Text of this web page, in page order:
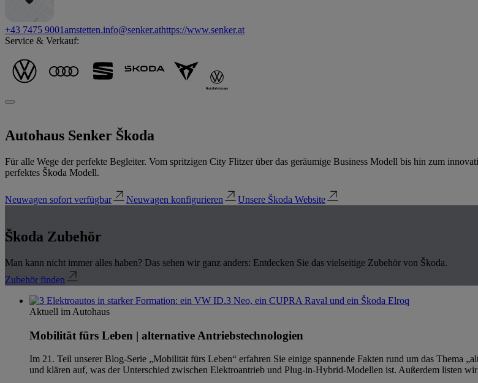
+43 7475 9001amstetten.info@senker.athttps://www.senker.at
Service & Verkauf:
Autohaus Senker Škoda
Für alle Wege der perfekte Begleiter. Vom spritzigen City Flitzer über das geräumige Business Modell bis hin zum
perfektes Škoda Modell.
Neuwagen sofort verfügbar Neuwagen konfigurieren Unsere Škoda Website
Škoda Zubehör
Man kann nicht immer alles haben? Das sehen wir ganz anders: Entdecken Sie das vielseitige Zubehör von Škoda.
Zubehör finden
Aktuell im Autohaus
Mobilität fürs Leben | alternative Antriebstechnologien
Im 21. Teil unserer Blog-Serie „Mobilität fürs Leben“ erfahren Sie einige spannende Fakten rund um das Thema
und klären auf, was der Unterschied zwischen Elektroantrieb und Plug-in-Hybrid-Modellen ist. Außerdem listen